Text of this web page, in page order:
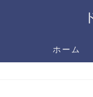
ホーム